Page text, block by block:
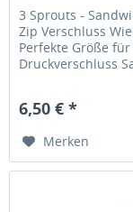
3 Sprouts -
Zip Verschluss
Perfekte Größe
Druckverschluss
6,50 € *
Merken